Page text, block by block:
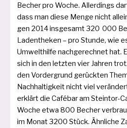
Becher pro Woche. Allerdings
dass man die­se Menge nicht
gen 2014 ins­ge­samt 320 000
Ladentheken – pro Stunde, wie
Umwelthilfe nach­ge­rech­net hat.
sich in den letz­ten vier Jahren
den Vordergrund gerück­ten
Nachhaltigkeit nicht viel
erklärt die Cafébar am Steintor-
Woche etwa 800 Becher
im Monat 3200 Stück. Ähnliche